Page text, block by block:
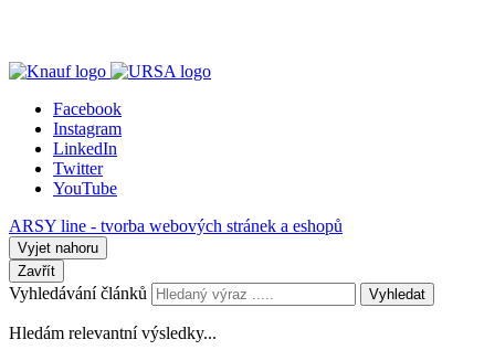
Facebook
Instagram
LinkedIn
Twitter
YouTube
ARSY line - tvorba webových stránek a eshopů
Vyjet nahoru
Zavřít
Vyhledávání článků Vyhledat
Hledám relevantní výsledky...